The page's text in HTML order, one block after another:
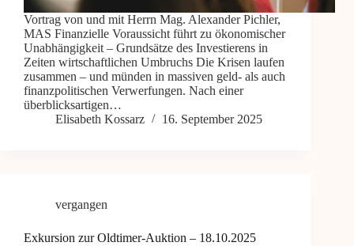
Vortrag von und mit Herrn Mag. Alexander Pichler,
MAS Finanzielle Voraussicht führt zu ökonomischer
Unabhängigkeit – Grundsätze des Investierens in
Zeiten wirtschaftlichen Umbruchs Die Krisen laufen
zusammen – und münden in massiven geld- als auch
finanzpolitischen Verwerfungen. Nach einer
überblicksartigen…
Elisabeth Kossarz
16. September 2025
vergangen
Exkursion zur Oldtimer-Auktion – 18.10.2025